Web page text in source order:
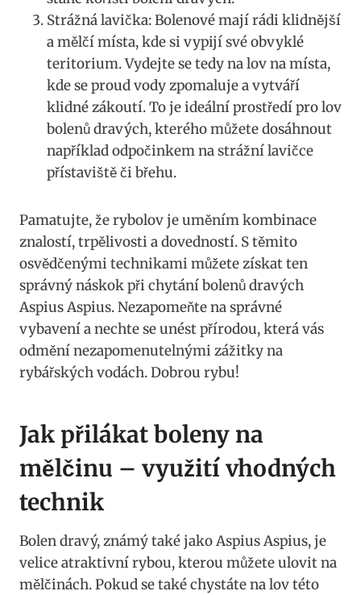
Strážná lavička: Bolenové mají rádi klidnější
a mělčí místa, kde si vypijí své obvyklé
teritorium. Vydejte se tedy na lov na místa,
kde se proud vody zpomaluje a vytváří
klidné zákoutí.⁢ To je ideální prostředí pro lov
bolenů dravých, kterého můžete dosáhnout
například odpočinkem na strážní lavičce
přístaviště či břehu.
Pamatujte, že rybolov je uměním kombinace
‌znalostí, trpělivosti a dovedností. S těmito
osvědčenými technikami⁤ můžete získat ⁤ten
správný náskok při chytání bolenů dravých
Aspius Aspius. Nezapomeňte na správné
vybavení a nechte se unést přírodou, která vás
odmění nezapomenutelnými zážitky⁤ na
rybářských vodách. Dobrou rybu!
Jak⁤ přilákat boleny na
mělčinu – využití vhodných
technik
Bolen dravý, známý také jako Aspius Aspius, je⁢
velice atraktivní rybou, kterou můžete ulovit na
mělčinách. ‌Pokud ‍se také chystáte na lov této